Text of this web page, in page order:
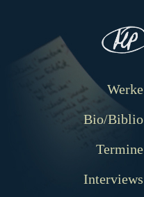
Werke
Bio/Biblio
Termine
Interviews